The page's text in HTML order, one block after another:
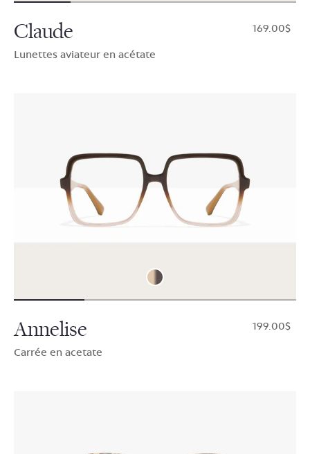
Claude
Lunettes aviateur en acétate
$169.00
Annelise
Carrée en acetate
$199.00